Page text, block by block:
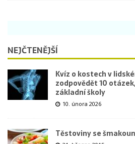
NEJČTENĚJŠÍ
Kvíz o kostech v
zodpovědět 10
základní školy
10. února 2026
Těstoviny se